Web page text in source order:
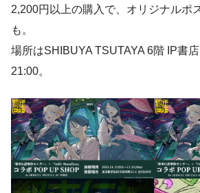
2,200円以上の購入で、オリジナルポ
も。
場所はSHIBUYA TSUTAYA 6階 IP書
21:00。